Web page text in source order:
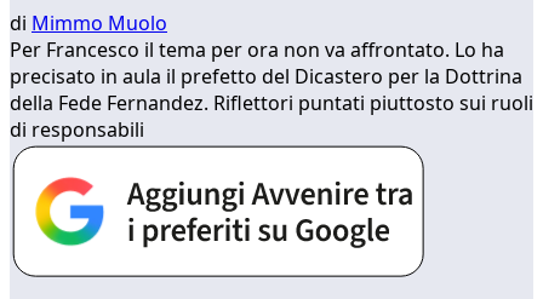
di Mimmo Muolo
Per Francesco il tema per ora non va affrontato. Lo ha
precisato in aula il prefetto del Dicastero per la Dottrina
della Fede Fernandez. Riflettori puntati piuttosto sui ruoli
di responsabili